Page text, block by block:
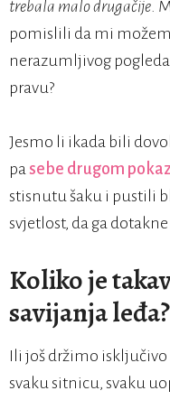
trebala malo drugačije.
pomislili da mi
nerazumljivog
pravu?
Jesmo li ikada bili
pasebe drugom
stisnutu šaku i pustili
svjetlost, da ga
Koliko je
savijanja leđa?
Ili još držimo isključivo
svaku sitnicu, svaku